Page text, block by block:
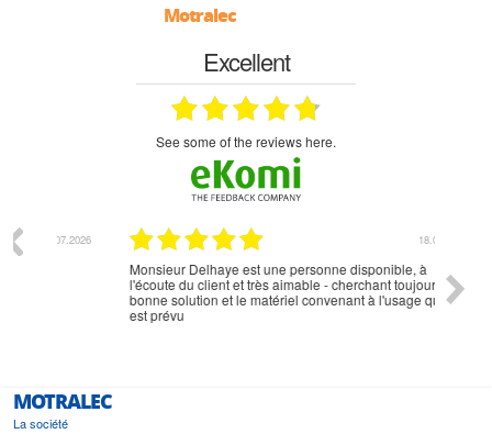
Motralec
Excellent
see some of the reviews here.
Monsieur Delhaye est une personne disponible, à
l'écoute du client et très aimable - cherchant toujours la
bonne solution et le matériel convenant à l'usage qui en
MOTRALEC
La société